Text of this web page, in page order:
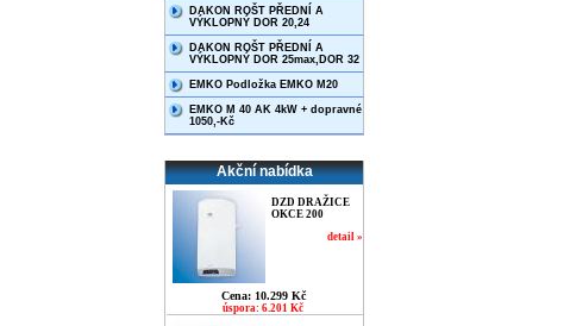
DAKON ROŠT PŘEDNÍ A
VÝKLOPNÝ DOR 20,24
DAKON ROŠT PŘEDNÍ A
VÝKLOPNÝ DOR 25max,DOR 32
EMKO Podložka EMKO M20
EMKO M 40 AK 4kW + dopravné
1050,-Kč
Akční nabídka
DZD DRAŽICE
OKCE 200
detail »
Cena: 10.299 Kč
úspora: 6.201 Kč